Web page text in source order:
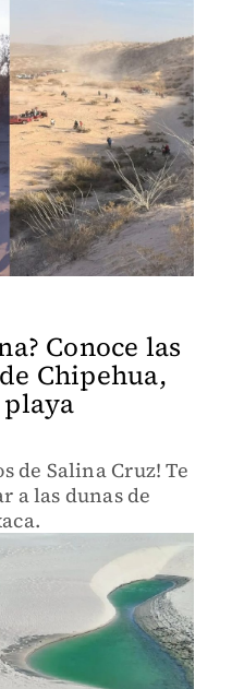
Conoce las
Chipehua,
playa
de Salina Cruz! Te
a las dunas de